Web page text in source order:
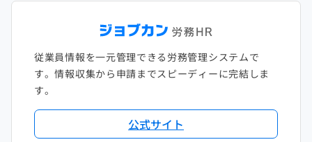
従業員情報を一元管理できる労務管理システムで
す。情報収集から申請までスピーディーに完結しま
す。
公式サイト